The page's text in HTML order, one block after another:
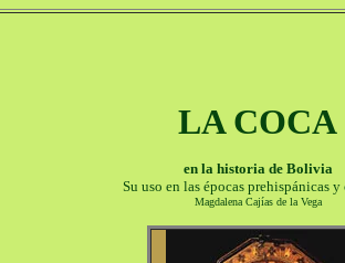
LA COCA
en la historia de Bolivia
Su uso en las épocas prehispánicas
Magdalena Cajías de la Vega